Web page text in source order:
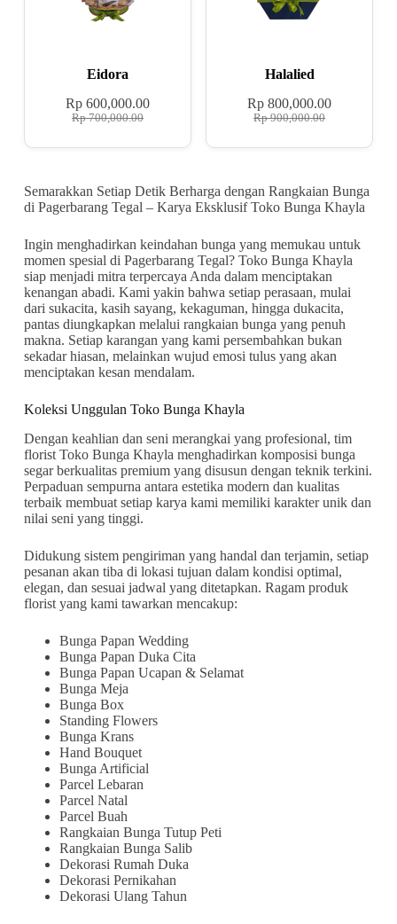
Eidora
Rp700,000.00
Rp600,000.00
Halalied
Rp900,000.00
Rp 800,000.00
Semarakkan Setiap Detik Berharga dengan Rangkaian Bunga
di Pagerbarang Tegal – Karya Eksklusif Toko Bunga Khayla
Ingin menghadirkan keindahan bunga yang memukau untuk
momen spesial di Pagerbarang Tegal? Toko Bunga Khayla
siap menjadi mitra terpercaya Anda dalam menciptakan
kenangan abadi. Kami yakin bahwa setiap perasaan, mulai
dari sukacita, kasih sayang, kekaguman, hingga dukacita,
pantas diungkapkan melalui rangkaian bunga yang penuh
makna. Setiap karangan yang kami persembahkan bukan
sekadar hiasan, melainkan wujud emosi tulus yang akan
menciptakan kesan mendalam.
Koleksi Unggulan Toko Bunga Khayla
Dengan keahlian dan seni merangkai yang profesional, tim
florist Toko Bunga Khayla menghadirkan komposisi bunga
segar berkualitas premium yang disusun dengan teknik terkini.
Perpaduan sempurna antara estetika modern dan kualitas
terbaik membuat setiap karya kami memiliki karakter unik dan
nilai seni yang tinggi.
Didukung sistem pengiriman yang handal dan terjamin, setiap
pesanan akan tiba di lokasi tujuan dalam kondisi optimal,
elegan, dan sesuai jadwal yang ditetapkan. Ragam produk
florist yang kami tawarkan mencakup:
Bunga Papan Wedding
Bunga Papan Duka Cita
Bunga Papan Ucapan & Selamat
Bunga Meja
Bunga Box
Standing Flowers
Bunga Krans
Hand Bouquet
Bunga Artificial
Parcel Lebaran
Parcel Natal
Parcel Buah
Rangkaian Bunga Tutup Peti
Rangkaian Bunga Salib
Dekorasi Rumah Duka
Dekorasi Pernikahan
Dekorasi Ulang Tahun